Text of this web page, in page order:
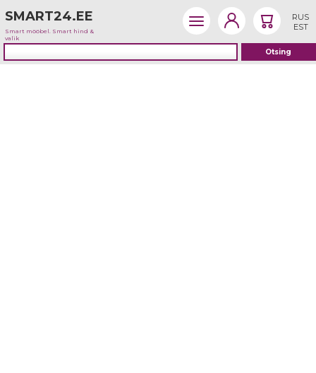
SMART24.EE
Smart mööbel. Smart hind &
valik
RUS
EST